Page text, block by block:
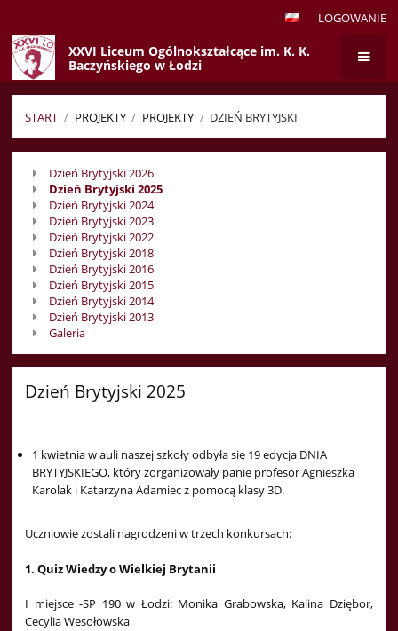
LOGOWANIE
XXVI Liceum Ogólnokształcące im. K. K.
Baczyńskiego w Łodzi
START / PROJEKTY / PROJEKTY / DZIEŃ BRYTYJSKI
Dzień
Brytyjski
Dzień Brytyjski 2026
Dzień Brytyjski 2025
Dzień Brytyjski 2024
Dzień Brytyjski 2023
Dzień Brytyjski 2022
Dzień Brytyjski 2018
Dzień Brytyjski 2016
Dzień Brytyjski 2015
Dzień Brytyjski 2014
Dzień Brytyjski 2013
Galeria
Dzień Brytyjski 2025
1 kwietnia w auli naszej szkoły odbyła się 19 edycja DNIA
BRYTYJSKIEGO, który zorganizowały panie profesor Agnieszka
Karolak i Katarzyna Adamiec z pomocą klasy 3D.
Uczniowie zostali nagrodzeni w trzech konkursach:
1. Quiz Wiedzy o Wielkiej Brytanii
I miejsce -SP 190 w Łodzi: Monika Grabowska, Kalina Dziębor,
Cecylia Wesołowska